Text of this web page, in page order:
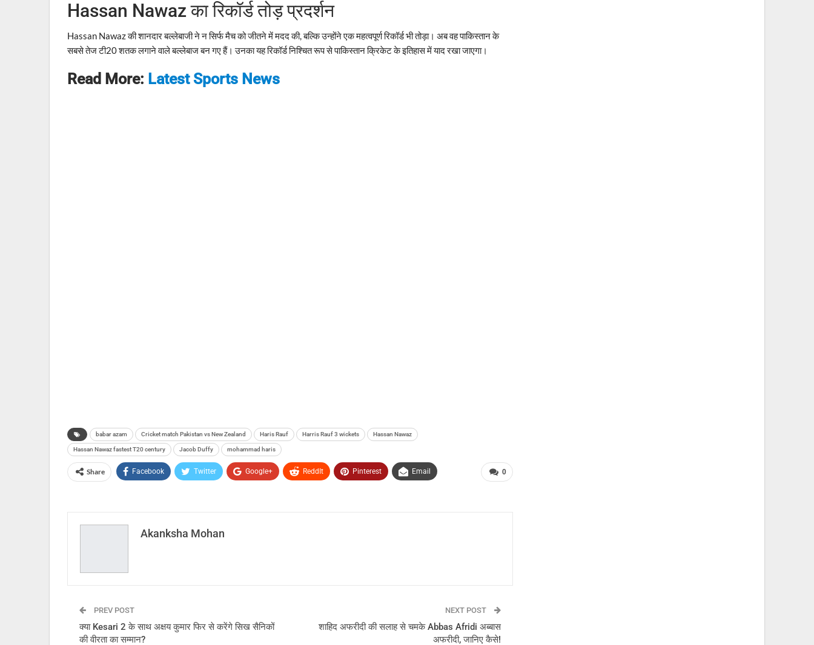
Hassan Nawaz का रिकॉर्ड तोड़ प्रदर्शन
Hassan Nawaz की शानदार बल्लेबाजी ने न सिर्फ मैच को जीतने में मदद की, बल्कि उन्होंने एक महत्वपूर्ण रिकॉर्ड भी तोड़ा। अब वह पाकिस्तान के
सबसे तेज टी20 शतक लगाने वाले बल्लेबाज बन गए हैं। उनका यह रिकॉर्ड निश्चित रूप से पाकिस्तान क्रिकेट के इतिहास में याद रखा जाएगा।
Read More: Latest Sports News
babar azam Cricket match Pakistan vs New Zealand Haris Rauf Harris Rauf 3 wickets Hassan Nawaz
Hassan Nawaz fastest T20 century Jacob Duffy mohammad haris
0
Share Facebook Twitter Google+ ReddIt Pinterest Email
Akanksha Mohan
PREV POST
क्या Kesari 2 के साथ अक्षय कुमार फिर से करेंगे सिख सैनिकों
की वीरता का सम्मान?
NEXT POST
शाहिद अफरीदी की सलाह से चमके Abbas Afridi अब्बास
अफरीदी, जानिए कैसे!